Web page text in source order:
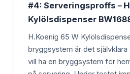
#4: Serveringsproffs –
Kylölsdispenser
H.Koenig 65 W
bryggsystem är det
vill ha en bryggsystem för